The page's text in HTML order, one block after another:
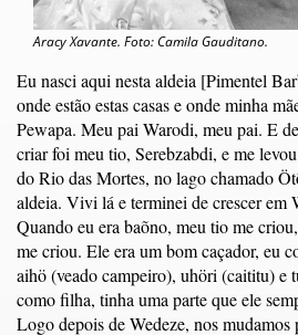
Aracy Xavante. Foto: Camila Gauditano.
Eu nasci aqui nesta aldeia [Pimentel
onde estão estas casas e onde minha
Pewapa. Meu pai Warodi, meu pai. E
criar foi meu tio, Serebzabdi, e me
do Rio das Mortes, no lago chamado
aldeia. Vivi lá e terminei de crescer em
Quando eu era baõno, meu tio me
me criou. Ele era um bom caçador, eu
aihö (veado campeiro), uhöri (caititu) e
como filha, tinha uma parte que ele
Logo depois de Wedeze, nos mudamos